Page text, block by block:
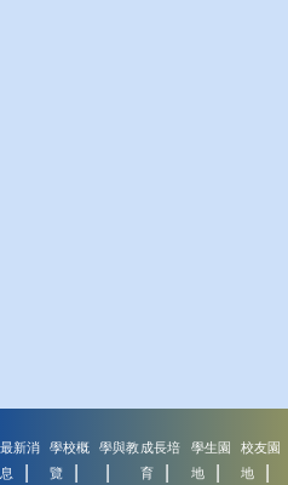
最新消
息
學校概
覽
學與教成長培
育
學生園
地
校友園
地